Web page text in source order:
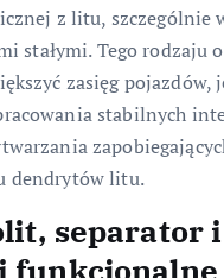
z litu, szczególnie
stałymi. Tego rodzaju
zasięg pojazdów,
stabilnych
dendrytów litu.
separator i
funkcjonalne